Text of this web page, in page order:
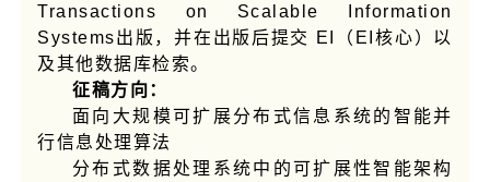
Transactions on Scalable Information
Systems出版，并在出版后提交 EI（EI核心）以
及其他数据库检索。
征稿方向：
面向大规模可扩展分布式信息系统的智能并
行信息处理算法
分布式数据处理系统中的可扩展性智能架构